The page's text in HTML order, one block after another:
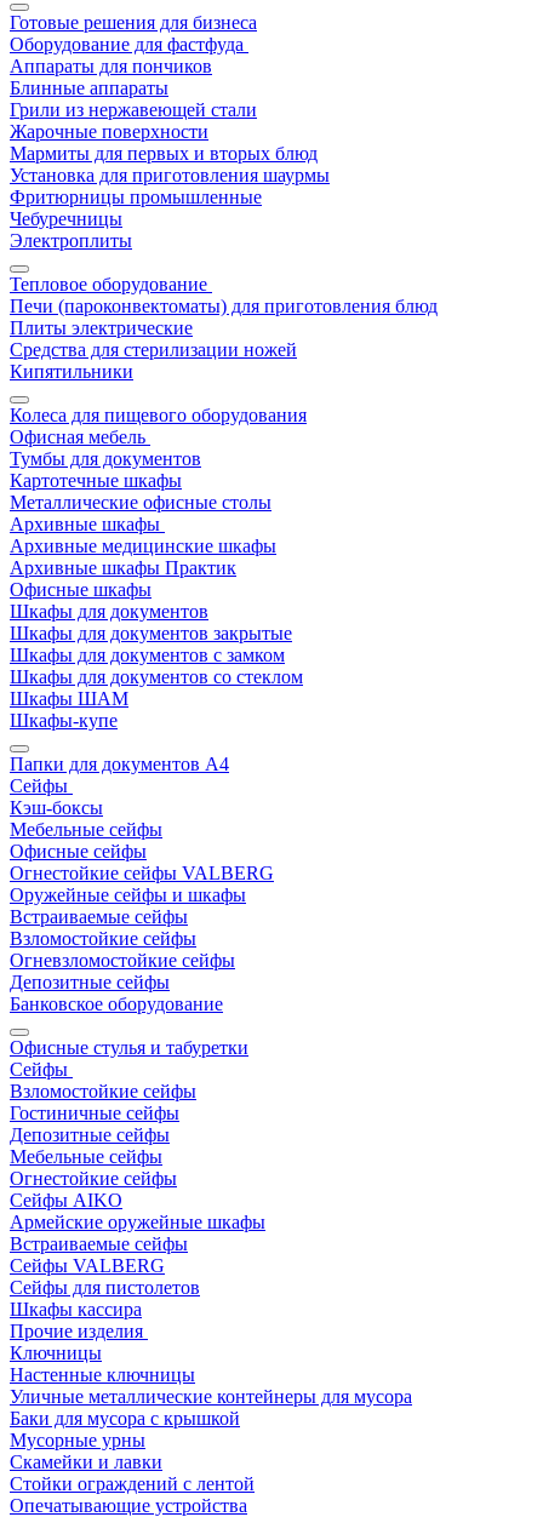
Готовые решения для бизнеса
Оборудование для фастфуда
Аппараты для пончиков
Блинные аппараты
Грили из нержавеющей стали
Жарочные поверхности
Мармиты для первых и вторых блюд
Установка для приготовления шаурмы
Фритюрницы промышленные
Чебуречницы
Электроплиты
Тепловое оборудование
Печи (пароконвектоматы) для приготовления блюд
Плиты электрические
Средства для стерилизации ножей
Кипятильники
Колеса для пищевого оборудования
Офисная мебель
Тумбы для документов
Картотечные шкафы
Металлические офисные столы
Архивные шкафы
Архивные медицинские шкафы
Архивные шкафы Практик
Офисные шкафы
Шкафы для документов
Шкафы для документов закрытые
Шкафы для документов с замком
Шкафы для документов со стеклом
Шкафы ШАМ
Шкафы-купе
Папки для документов A4
Сейфы
Кэш-боксы
Мебельные сейфы
Офисные сейфы
Огнестойкие сейфы VALBERG
Оружейные сейфы и шкафы
Встраиваемые сейфы
Взломостойкие сейфы
Огневзломостойкие сейфы
Депозитные сейфы
Банковское оборудование
Офисные стулья и табуретки
Сейфы
Взломостойкие сейфы
Гостиничные сейфы
Депозитные сейфы
Мебельные сейфы
Огнестойкие сейфы
Сейфы AIKO
Армейские оружейные шкафы
Встраиваемые сейфы
Сейфы VALBERG
Сейфы для пистолетов
Шкафы кассира
Прочие изделия
Ключницы
Настенные ключницы
Уличные металлические контейнеры для мусора
Баки для мусора с крышкой
Мусорные урны
Скамейки и лавки
Стойки ограждений с лентой
Опечатывающие устройства